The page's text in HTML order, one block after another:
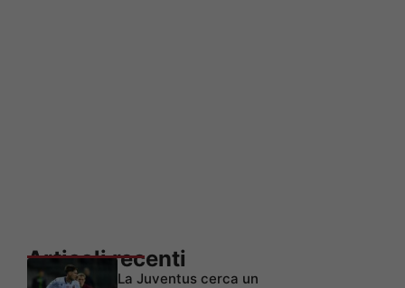
Articoli recenti
La Juventus cerca un